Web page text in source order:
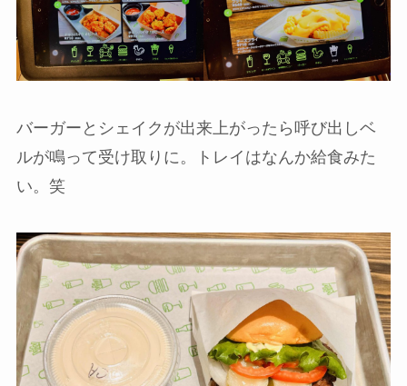
バーガーとシェイクが出来上がったら呼び出しベ
ルが鳴って受け取りに。トレイはなんか給食みた
い。笑